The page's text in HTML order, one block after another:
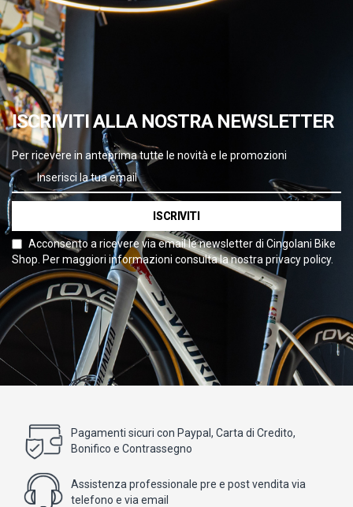
ISCRIVITI ALLA NOSTRA NEWSLETTER
Per ricevere in anteprima tutte le novità e le promozioni
ISCRIVITI
Acconsento a ricevere via email le newsletter di Cingolani Bike
Shop. Per maggiori informazioni consulta la nostra privacy policy.
Pagamenti sicuri con Paypal, Carta di Credito,
Bonifico e Contrassegno
Assistenza professionale pre e post vendita via
telefono e via email